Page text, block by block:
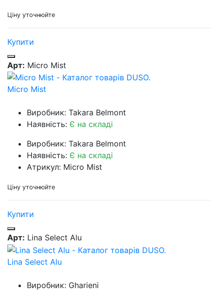
Ціну уточнюйте
Купити
Арт: Micro Mist
Micro Mist
Виробник: Takara Belmont
Наявність: Є на складі
Виробник: Takara Belmont
Наявність: Є на складі
Атрикул: Micro Mist
Ціну уточнюйте
Купити
Арт: Lina Select Alu
Lina Select Alu
Виробник: Gharieni